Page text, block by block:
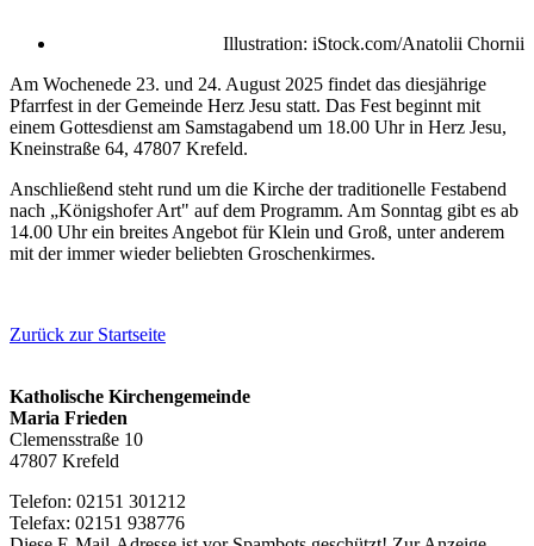
Illustration: iStock.com/Anatolii Chornii
Am Wochenede 23. und 24. August 2025 findet das diesjährige
Pfarrfest in der Gemeinde Herz Jesu statt. Das Fest beginnt mit
einem Gottesdienst am Samstagabend um 18.00 Uhr in Herz Jesu,
Kneinstraße 64, 47807 Krefeld.
Anschließend steht rund um die Kirche der traditionelle Festabend
nach „Königshofer Art" auf dem Programm. Am Sonntag gibt es ab
14.00 Uhr ein breites Angebot für Klein und Groß, unter anderem
mit der immer wieder beliebten Groschenkirmes.
Zurück zur Startseite
Katholische Kirchengemeinde
Maria Frieden
Clemensstraße 10
47807 Krefeld
Telefon: 02151 301212
Telefax: 02151 938776